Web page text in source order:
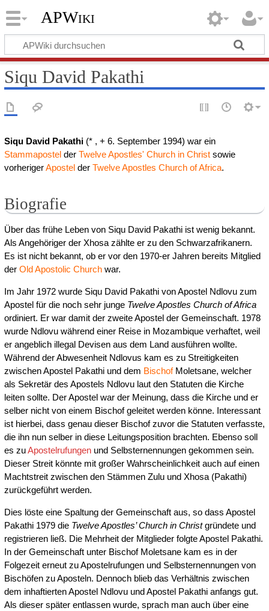
APWiki
Siqu David Pakathi
Siqu David Pakathi(* , + 6. September 1994) war ein
Stammapostelder Twelve Apostles' Church in Christsowie
vorherigerApostelder Twelve Apostles Church of Africa.
Biografie
Über das frühe Leben von Siqu David Pakathi ist wenig bekannt.
Als Angehöriger der Xhosa zählte er zu den Schwarzafrikanern.
Es ist nicht bekannt, ob er vor den 1970-er Jahren bereits Mitglied
der Old Apostolic Churchwar.
Im Jahr 1972 wurde Siqu David Pakathi von Apostel Ndlovu zum
Apostel für die noch sehr junge Twelve Apostles Church of Africa
ordiniert. Er war damit der zweite Apostel der Gemeinschaft. 1978
wurde Ndlovu während einer Reise in Mozambique verhaftet, weil
er angeblich illegal Devisen aus dem Land ausführen wollte.
Während der Abwesenheit Ndlovus kam es zu Streitigkeiten
zwischen Apostel Pakathi und dem BischofMoletsane, welcher
als Sekretär des Apostels Ndlovu laut den Statuten die Kirche
leiten sollte. Der Apostel war der Meinung, dass die Kirche und er
selber nicht von einem Bischof geleitet werden könne. Interessant
ist hierbei, dass genau dieser Bischof zuvor die Statuten verfasste,
die ihn nun selber in diese Leitungsposition brachten. Ebenso soll
es zuApostelrufungenund Selbsternennungen gekommen sein.
Dieser Streit könnte mit großer Wahrscheinlichkeit auch auf einen
Machtstreit zwischen den Stämmen Zulu und Xhosa (Pakathi)
zurückgeführt werden.
Dies löste eine Spaltung der Gemeinschaft aus, so dass Apostel
Pakathi 1979 die Twelve Apostles’ Church in Christgründete und
registrieren ließ. Die Mehrheit der Mitglieder folgte Apostel Pakathi.
In der Gemeinschaft unter Bischof Moletsane kam es in der
Folgezeit erneut zu Apostelrufungen und Selbsternennungen von
Bischöfen zu Aposteln. Dennoch blieb das Verhältnis zwischen
dem inhaftierten Apostel Ndlovu und Apostel Pakathi anfangs gut.
Als dieser später entlassen wurde, sprach man auch über eine